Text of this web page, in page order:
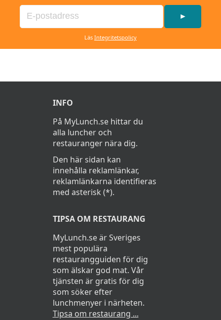
►
Läs Integritetspolicy
INFO
På MyLunch.se hittar du
alla luncher och
restauranger nära dig.
Den här sidan kan
innehålla reklamlänkar,
reklamlänkarna identifieras
med asterisk (*).
TIPSA OM RESTAURANG
MyLunch.se är Sveriges
mest populära
restaurangguiden för dig
som älskar god mat. Vår
tjänsten är gratis för dig
som söker efter
lunchmenyer i närheten.
Tipsa om restaurang ...